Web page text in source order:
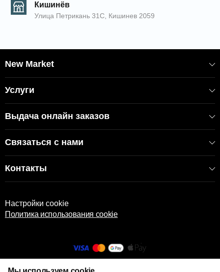
Кишинёв
Улица Петрикань 31С, Кишинев 2059
New Market
Услуги
Выдача онлайн заказов
Связаться с нами
Контакты
Настройки cookie
Политика использования cookie